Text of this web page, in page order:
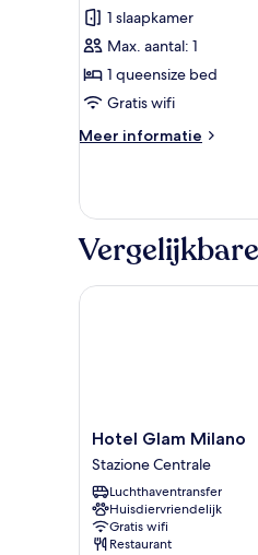
persoon,
balkon,
uitzicht
op
stad
1 slaapkamer
Max. aantal: 1
1 queensize bed
Gratis wifi
Meer informatie
Meer
voor
persoon,
uitzicht
Hotel
Glam
Milano
Stazione
Centrale
Hotel Glam Milano
Stazione Centrale
Luchthaventransfer
Huisdiervriendelijk
Gratis wifi
Restaurant
Hotel Glam Milano